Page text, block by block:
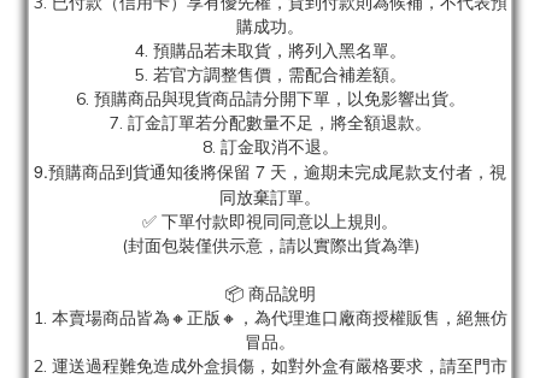
購成功。
4. 預購品若未取貨，將列入黑名單。
5. 若官方調整售價，需配合補差額。
6. 預購商品與現貨商品請分開下單，以免影響出貨。
7. 訂金訂單若分配數量不足，將全額退款。
8. 訂金取消不退。
9.預購商品到貨通知後將保留 7 天，逾期未完成尾款支付者，視
同放棄訂單。
✅ 下單付款即視同同意以上規則。
(封面包裝僅供示意，請以實際出貨為準)
📦 商品說明
1. 本賣場商品皆為🔸正版🔸，為代理進口廠商授權販售，絕無仿
冒品。
2. 運送過程難免造成外盒損傷，如對外盒有嚴格要求，請至門市